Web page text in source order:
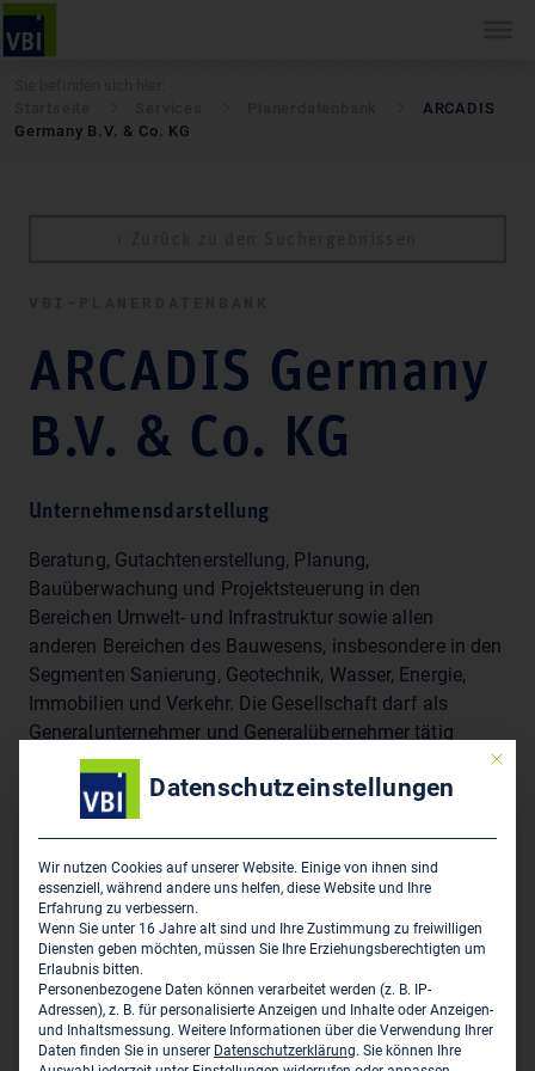
ARCADIS
Germany B.V. & Co. KG
ARCADIS Germany
B.V. & Co. KG
Unternehmensdarstellung
Beratung, Gutachtenerstellung, Planung,
Bauüberwachung und Projektsteuerung in den
Bereichen Umwelt- und Infrastruktur sowie allen
anderen Bereichen des Bauwesens, insbesondere in den
Segmenten Sanierung, Geotechnik, Wasser, Energie,
Immobilien und Verkehr. Die Gesellschaft darf als
Generalunternehmer und Generalübernehmer tätig
werden, insbesondere bei Sanierungsaufgaben
Sitz des Zweigbüros
ARCADIS Germany B.V. & Co. KG
EUREF-Campus 10
D-10829 Berlin
030 767 58 59 03
030 67 93 87 99
Mit
Datenschutzeinstellungen
Wir nutzen Cookies auf unserer Website. Einige von ihnen sind
essenziell, während andere uns helfen, diese Website und Ihre
Erfahrung zu verbessern.
Wenn Sie unter 16 Jahre alt sind und Ihre Zustimmung zu freiwilligen
Diensten geben möchten, müssen Sie Ihre Erziehungsberechtigten um
Erlaubnis bitten.
Personenbezogene Daten können verarbeitet werden (z. B. IP-
Adressen), z. B. für personalisierte Anzeigen und Inhalte oder Anzeigen-
und Inhaltsmessung. Weitere Informationen über die Verwendung Ihrer
Daten finden Sie in unserer Datenschutzerklärung. Sie können Ihre